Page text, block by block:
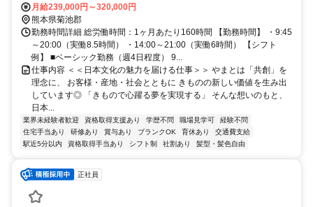
月給239,000円～320,000円
熊本県菊池郡
勤務時間詳細 総労働時間：1ヶ月あたり160時間 【勤務時間】 ・9:45
～20:00（実働8.5時間） ・14:00～21:00（実働6時間） 【シフト
例】 ■ベーシック勤務（週4日程度） 9...
仕事内容 ＜＜日本文化の魅力を届ける仕事＞＞ やまとは「共創」を
理念に、 お客様・産地・社会とともに きものの新しい価値を生み出
しています◎ 「きもので心躍る夢を実現する」 そんな想いのもと、
日本...
業界未経験者歓迎 資格取得支援あり 学歴不問 職場見学可
経験不問
住宅手当あり
研修あり 賞与あり ブランクOK 育休あり
交通費支給
駅近5分以内
資格取得手当あり シフト制 社割あり 髪型・髪色自由
正社員